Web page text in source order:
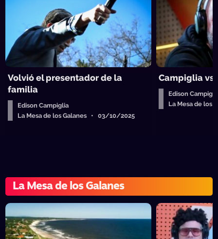
Volvió el presentador de la
familia
Edison Campiglia
La Mesa de los Galanes • 03/10/2025
Campiglia vs
Edison
La Mesa de los
La Mesa de los Galanes